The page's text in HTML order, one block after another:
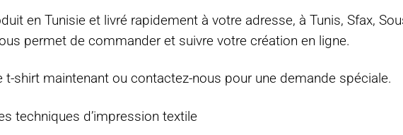
en Tunisie et livré rapidement à votre adresse, à Tunis, Sfax,
permet de commander et suivre votre création en ligne.
t-shirt maintenant ou contactez-nous pour une demande spéciale.
techniques d’impression textile